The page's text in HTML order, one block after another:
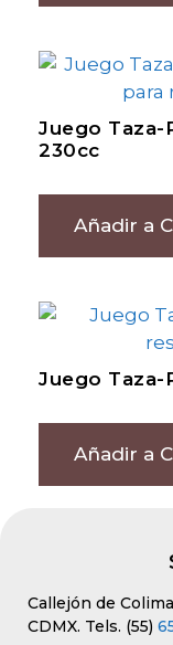
Juego
230cc
Añadir a
Juego
Añadir a
Callejón de
CDMX. Tels. (55)